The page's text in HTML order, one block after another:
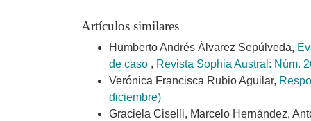
Artículos similares
Humberto Andrés Álvarez Sepúlveda,
de caso , Revista Sophia Austral: Núm.
Verónica Francisca Rubio Aguilar,
diciembre)
Graciela Ciselli, Marcelo Hernández,